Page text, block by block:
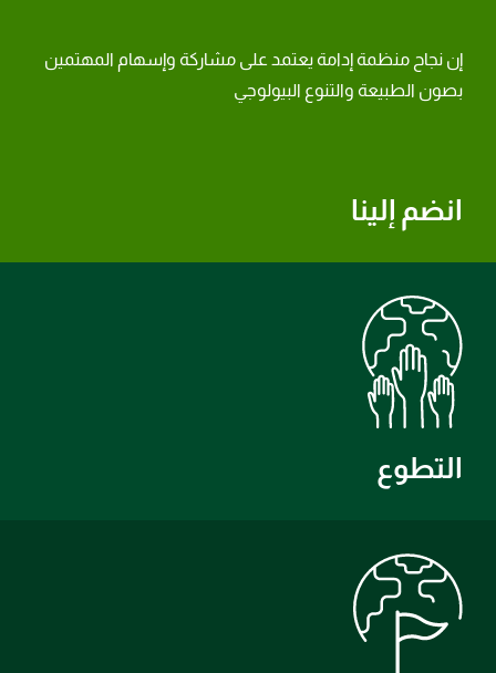
انضم إلينا
إن نجاح منظمة إدامة يعتمد على مشاركة وإسهام المهتمين
بصون الطبيعة والتنوع البيولوجي
التطوع